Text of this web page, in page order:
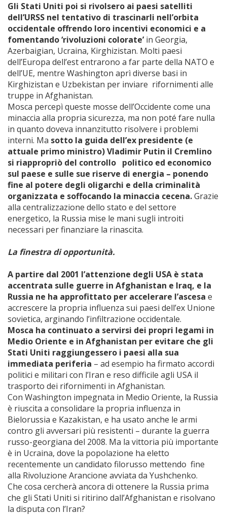
Gli Stati Uniti poi si rivolsero ai paesi satelliti
dell’URSS nel tentativo di trascinarli nell’orbita
occidentale offrendo loro incentivi economici e a
fomentando ‘rivoluzioni colorate’in Georgia,
Azerbaigian, Ucraina, Kirghizistan. Molti paesi
dell’Europa dell’est entrarono a far parte della NATO e
dell’UE, mentre Washington aprì diverse basi in
Kirghizistan e Uzbekistan per inviare rifornimenti alle
truppe in Afghanistan.
Mosca percepì queste mosse dell’Occidente come una
minaccia alla propria sicurezza, ma non poté fare nulla
in quanto doveva innanzitutto risolvere i problemi
interni. Ma sotto la guida dell’ex presidente (e
attuale primo ministro) Vladimir Putin il Cremlino
si riappropriò del controllo politico ed economico
sul paese e sulle sue riserve di energia – ponendo
fine al potere degli oligarchi e della criminalità
organizzata e soffocando la minaccia cecena.Grazie
alla centralizzazione dello stato e del settore
energetico, la Russia mise le mani sugli introiti
necessari per finanziare la rinascita.
La finestra di opportunità.
A partire dal 2001 l’attenzione degli USA è stata
accentrata sulle guerre in Afghanistan e Iraq, e la
Russia ne ha approfittato per accelerare l’ascesa e
accrescere la propria influenza sui paesi dell’ex Unione
sovietica, arginando l’infiltrazione occidentale.
Mosca ha continuato a servirsi dei propri legami in
Medio Oriente e in Afghanistan per evitare che gli
Stati Uniti raggiungessero i paesi alla sua
immediata periferia – ad esempio ha firmato accordi
politici e militari con l’Iran e reso difficile agli USA il
trasporto dei rifornimenti in Afghanistan.
Con Washington impegnata in Medio Oriente, la Russia
è riuscita a consolidare la propria influenza in
Bielorussia e Kazakistan, e ha usato anche le armi
contro gli avversari più resistenti – durante la guerra
russo-georgiana del 2008. Ma la vittoria più importante
è in Ucraina, dove la popolazione ha eletto
recentemente un candidato filorusso mettendo fine
alla Rivoluzione Arancione avviata da Yushchenko.
Che cosa cercherà ancora di ottenere la Russia prima
che gli Stati Uniti si ritirino dall’Afghanistan e risolvano
la disputa con l’Iran?